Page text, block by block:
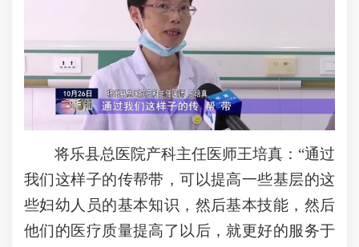
将乐县总医院产科主任医师王培真：“通过
我们这样子的传帮带，可以提高一些基层的这
些妇幼人员的基本知识，然后基本技能，然后
他们的医疗质量提高了以后，就更好的服务于